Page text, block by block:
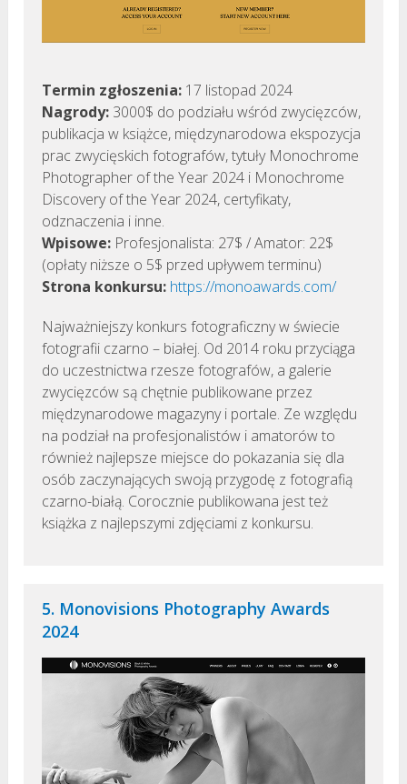
Termin zgłoszenia: 17 listopad 2024
Nagrody: 3000$ do podziału wśród zwycięzców,
publikacja w książce, międzynarodowa ekspozycja
prac zwycięskich fotografów, tytuły Monochrome
Photographer of the Year 2024 i Monochrome
Discovery of the Year 2024, certyfikaty,
odznaczenia i inne.
Wpisowe: Profesjonalista: 27$ / Amator: 22$
(opłaty niższe o 5$ przed upływem terminu)
Strona konkursu: https://monoawards.com/
Najważniejszy konkurs fotograficzny w świecie
fotografii czarno – białej. Od 2014 roku przyciąga
do uczestnictwa rzesze fotografów, a galerie
zwycięzców są chętnie publikowane przez
międzynarodowe magazyny i portale. Ze względu
na podział na profesjonalistów i amatorów to
również najlepsze miejsce do pokazania się dla
osób zaczynających swoją przygodę z fotografią
czarno-białą. Corocznie publikowana jest też
książka z najlepszymi zdjęciami z konkursu.
5. Monovisions Photography Awards
2024